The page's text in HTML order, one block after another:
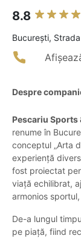
8.8
Bucureşti,
Despre
Pescariu Sports
renume în
conceptul „Arta
experiență
fost proiectat
viață echilibrat,
armonios
De-a lungul
pe piață, fiind